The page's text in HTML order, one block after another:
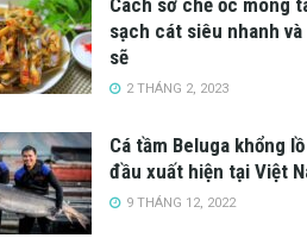
Cách sơ chế ốc móng
sạch cát siêu nhanh và
sẽ
2 THÁNG 2, 2023
Cá tầm Beluga khổng
đầu xuất hiện tại Việt
9 THÁNG 12, 2022